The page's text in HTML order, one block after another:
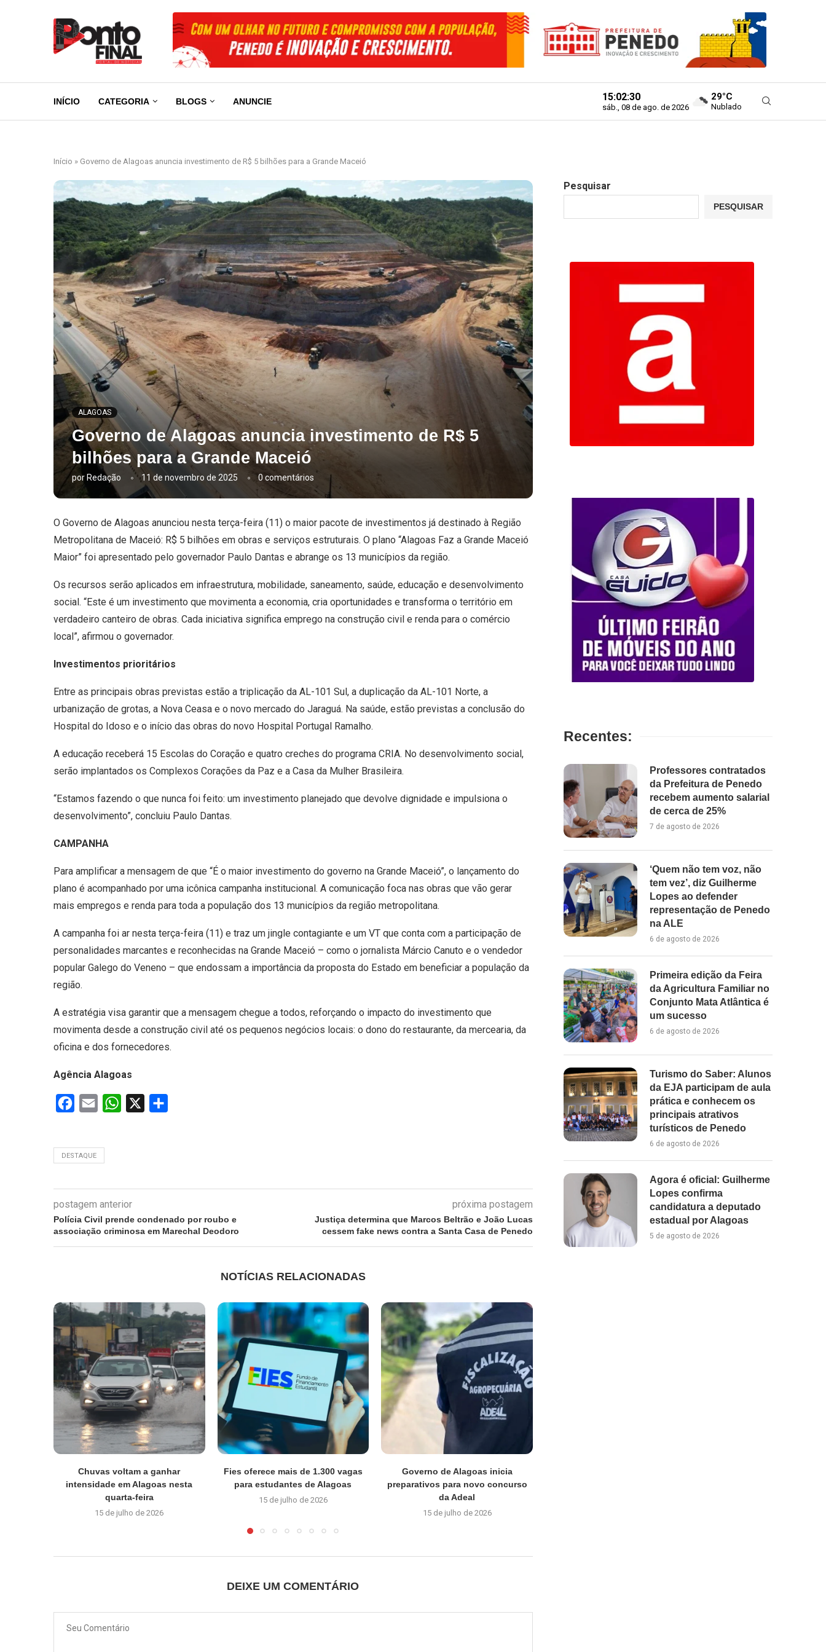
INÍCIO CATEGORIA BLOGS ANUNCIE 15:02:31
sáb., 08 de ago. de 2026
29°C
Nublado
Início » Governo de Alagoas anuncia investimento de R$ 5 bilhões para a Grande Maceió
ALAGOAS
Governo de Alagoas anuncia investimento de R$ 5
bilhões para a Grande Maceió
por Redação 11 de novembro de 2025 0 comentários
O Governo de Alagoas anunciou nesta terça-feira (11) o maior pacote de investimentos já destinado à Região
Metropolitana de Maceió: R$ 5 bilhões em obras e serviços estruturais. O plano “Alagoas Faz a Grande Maceió
Maior” foi apresentado pelo governador Paulo Dantas e abrange os 13 municípios da região.
Os recursos serão aplicados em infraestrutura, mobilidade, saneamento, saúde, educação e desenvolvimento
social. “Este é um investimento que movimenta a economia, cria oportunidades e transforma o território em
verdadeiro canteiro de obras. Cada iniciativa significa emprego na construção civil e renda para o comércio
local”, afirmou o governador.
Investimentos prioritários
Entre as principais obras previstas estão a triplicação da AL-101 Sul, a duplicação da AL-101 Norte, a
urbanização de grotas, a Nova Ceasa e o novo mercado do Jaraguá. Na saúde, estão previstas a conclusão do
Hospital do Idoso e o início das obras do novo Hospital Portugal Ramalho.
A educação receberá 15 Escolas do Coração e quatro creches do programa CRIA. No desenvolvimento social,
serão implantados os Complexos Corações da Paz e a Casa da Mulher Brasileira.
“Estamos fazendo o que nunca foi feito: um investimento planejado que devolve dignidade e impulsiona o
desenvolvimento”, concluiu Paulo Dantas.
CAMPANHA
Para amplificar a mensagem de que “É o maior investimento do governo na Grande Maceió”, o lançamento do
plano é acompanhado por uma icônica campanha institucional. A comunicação foca nas obras que vão gerar
mais empregos e renda para toda a população dos 13 municípios da região metropolitana.
A campanha foi ar nesta terça-feira (11) e traz um jingle contagiante e um VT que conta com a participação de
personalidades marcantes e reconhecidas na Grande Maceió – como o jornalista Márcio Canuto e o vendedor
popular Galego do Veneno – que endossam a importância da proposta do Estado em beneficiar a população da
região.
A estratégia visa garantir que a mensagem chegue a todos, reforçando o impacto do investimento que
movimenta desde a construção civil até os pequenos negócios locais: o dono do restaurante, da mercearia, da
oficina e dos fornecedores.
Agência Alagoas
Facebook
Email WhatsApp
DESTAQUE
postagem anterior
Polícia Civil prende condenado por roubo e
associação criminosa em Marechal Deodoro
próxima postagem
Justiça determina que Marcos Beltrão e João Lucas
cessem fake news contra a Santa Casa de Penedo
NOTÍCIAS RELACIONADAS
Chuvas voltam a ganhar
intensidade em Alagoas nesta
quarta-feira
15 de julho de 2026
Fies oferece mais de 1.300 vagas
para estudantes de Alagoas
15 de julho de 2026
Governo de Alagoas inicia
preparativos para novo concurso
da Adeal
15 de julho de 2026
DEIXE UM COMENTÁRIO
Pesquisar
PESQUISAR
Recentes:
Professores contratados
da Prefeitura de Penedo
recebem aumento salarial
de cerca de 25%
7 de agosto de 2026
‘Quem não tem voz, não
tem vez’, diz Guilherme
Lopes ao defender
representação de Penedo
na ALE
6 de agosto de 2026
Primeira edição da Feira
da Agricultura Familiar no
Conjunto Mata Atlântica é
um sucesso
6 de agosto de 2026
Turismo do Saber: Alunos
da EJA participam de aula
prática e conhecem os
principais atrativos
turísticos de Penedo
6 de agosto de 2026
Agora é oficial: Guilherme
Lopes confirma
candidatura a deputado
estadual por Alagoas
5 de agosto de 2026